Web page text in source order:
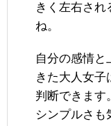
きく左右され
ね。
自分の感情と
きた大人女子
判断できます
シンプルさも